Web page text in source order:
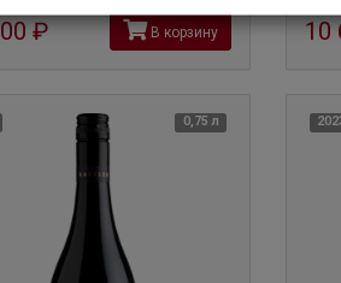
руб В корзину 10
0,75 л